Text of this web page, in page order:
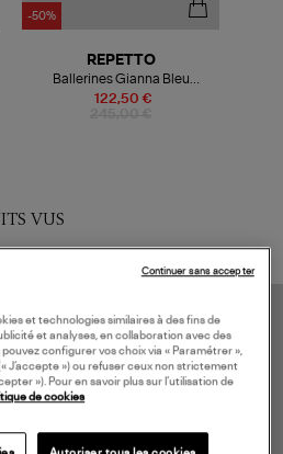
-50%
122,50 €
REPETTO
Ballerines Gianna Bleu
Classique
VUS
et technologies similaires à des fins de
et analyses, en collaboration avec des
configurer vos choix via « Paramétrer »,
J’accepte ») ou refuser ceux non strictement
»). Pour en savoir plus sur l’utilisation de
de cookies
Continuer sans accepter